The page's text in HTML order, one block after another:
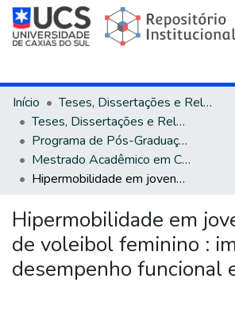
Início
Teses, Dissertações e Relatórios
Teses, Dissertações e Relatórios defendidos na UCS
Programa de Pós-Graduação em Ciências da Saúde
Mestrado Acadêmico em Ciências da Saúde
Hipermobilidade em jovens atletas de voleibol feminino : impacto Qo desempenho funcional e muscular
Hipermobilidade em
de voleibol feminino :
desempenho funcional